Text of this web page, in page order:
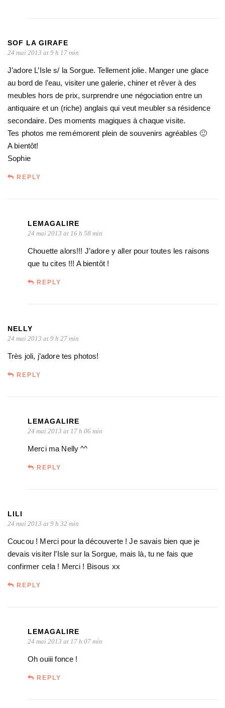
SOF LA GIRAFE
24 mai 2013 at 9 h 17 min
J’adore L’Isle s/ la Sorgue. Tellement jolie. Manger une glace
au bord de l’eau, visiter une galerie, chiner et rêver à des
meubles hors de prix, surprendre une négociation entre un
antiquaire et un (riche) anglais qui veut meubler sa résidence
secondaire. Des moments magiques à chaque visite.
Tes photos me remémorent plein de souvenirs agréables 🙂
A bientôt!
Sophie
REPLY
LEMAGALIRE
24 mai 2013 at 16 h 58 min
Chouette alors!!! J’adore y aller pour toutes les raisons
que tu cites !!! A bientôt !
REPLY
NELLY
24 mai 2013 at 9 h 27 min
Très joli, j’adore tes photos!
REPLY
LEMAGALIRE
24 mai 2013 at 17 h 06 min
Merci ma Nelly ^^
REPLY
LILI
24 mai 2013 at 9 h 32 min
Coucou ! Merci pour la découverte ! Je savais bien que je
devais visiter l’Isle sur la Sorgue, mais là, tu ne fais que
confirmer cela ! Merci ! Bisous xx
REPLY
LEMAGALIRE
24 mai 2013 at 17 h 07 min
Oh ouiii fonce !
REPLY